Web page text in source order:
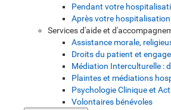
Pendant votre
Après votre hospitalisation
Services d'aide et
Assistance morale,
Droits du patient et
Médiation Interculturelle :
Plaintes et médiations
Psychologie Clinique et
Volontaires bénévoles